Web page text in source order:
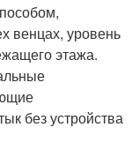
венцах, уровень
этажа.
без устройства